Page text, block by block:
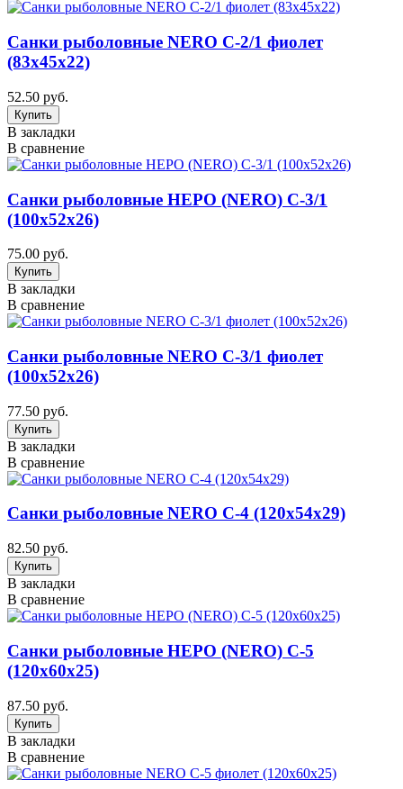
Санки рыболовные NERO С-2/1 фиолет
(83х45х22)
52.50 руб.
В закладки
В сравнение
Санки рыболовные НЕРО (NERO) С-3/1
(100х52х26)
75.00 руб.
В закладки
В сравнение
Санки рыболовные NERO С-3/1 фиолет
(100х52х26)
77.50 руб.
В закладки
В сравнение
Санки рыболовные NERO С-4 (120х54х29)
82.50 руб.
В закладки
В сравнение
Санки рыболовные НЕРО (NERO) С-5
(120х60х25)
87.50 руб.
В закладки
В сравнение